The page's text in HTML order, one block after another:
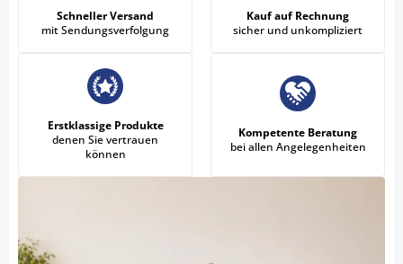
Schneller Versand
mit Sendungsverfolgung
Kauf auf Rechnung
sicher und unkompliziert
Erstklassige Produkte
denen Sie vertrauen
können
Kompetente Beratung
bei allen Angelegenheiten